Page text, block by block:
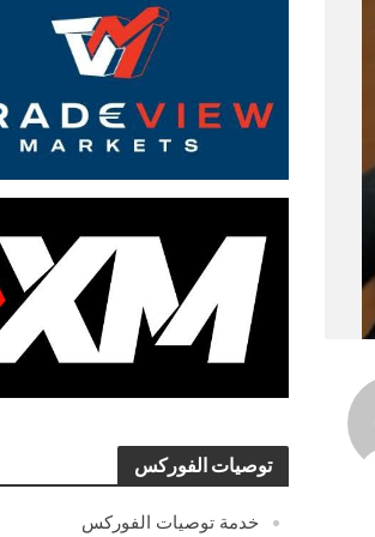
توصيات الفوركس
خدمة توصيات الفوركس